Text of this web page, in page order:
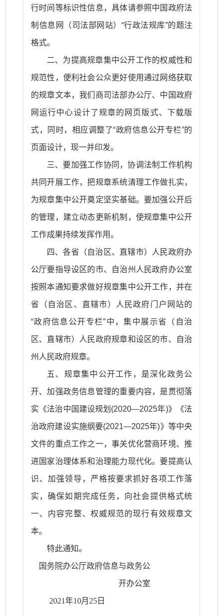
行时间等标识性信息，具体请参照中国政府法
制信息网（司法部网站）“行政法规库”的题注
格式。
二、为提高规章集中公开工作的权威性和
规范性，便利社会公众更好使用通过网络获取
的规章文本，我们商司法部办公厅、中国政府
网运行中心设计了规章的网页版式、下载版
式，同时，相应调整了“政府信息公开专栏”的
页面设计，现一并印发。
三、要加强工作协同，协调法制工作机构
共同开展工作，把规章系统清理工作做扎实，
为规章集中公开奠定坚实基础。要加强公开后
的管理，建立动态更新机制，使规章集中公开
工作成果持续发挥作用。
四、各省（自治区、直辖市）人民政府办
公厅要指导设区的市、自治州人民政府办公室
按照本通知要求做好规章集中公开工作，并在
省（自治区、直辖市）人民政府门户网站的
“政府信息公开专栏”中，集中展示省（自治
区、直辖市）人民政府规章和设区的市、自治
州人民政府规章。
五、规章集中公开工作，是深化政务公
开、加强政务信息管理的重要内容，是贯彻落
实《法治中国建设规划(2020—2025年)》《法
治政府建设实施纲要(2021—2025年)》等中央
文件的重点工作之一，事关优化营商环境、推
进国家治理体系和治理能力现代化。要提高认
识、加强领导，严格按要求抓好各项工作落
实，确保如期完成任务，向社会提供格式统
一、内容完整、权威规范的现行有效规章文
本。
特此通知。
国务院办公厅政府信息与政务公
开办公室
2021年10月25日